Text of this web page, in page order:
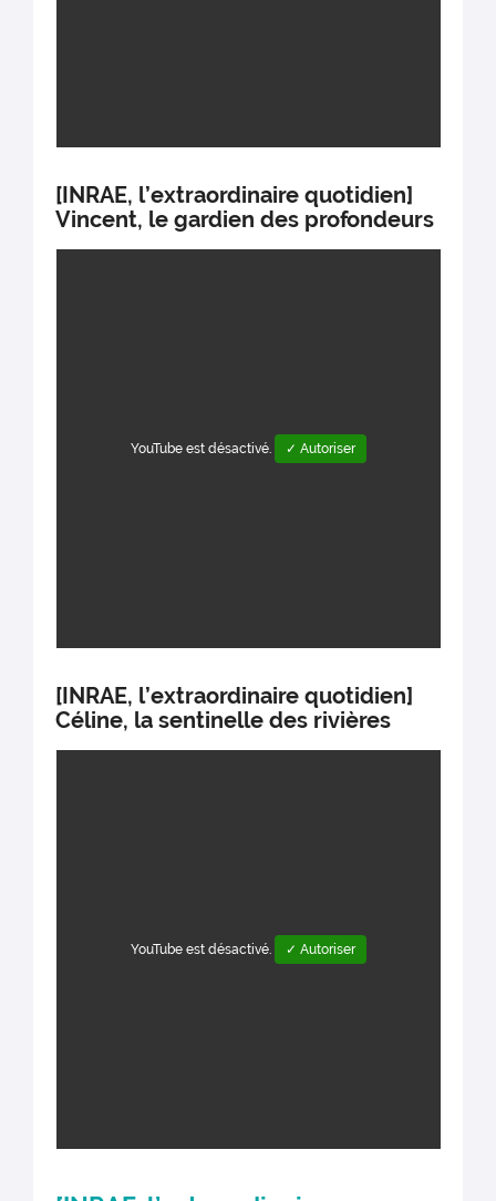
[INRAE, l’extraordinaire quotidien]
Vincent, le gardien des profondeurs
YouTube est désactivé. ✓ Autoriser
[INRAE, l’extraordinaire quotidien]
Céline, la sentinelle des rivières
YouTube est désactivé. ✓ Autoriser